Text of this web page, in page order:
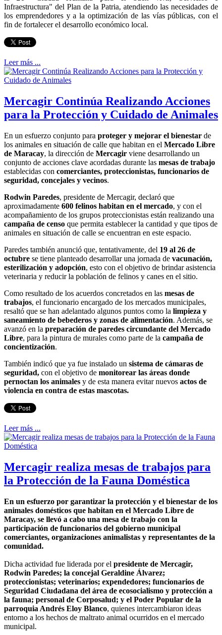
Infraestructura" del Plan de la Patria, atendiendo las necesidades de
los emprendedores y a la optimización de las vías públicas, con el
fin de fortalecer el desarrollo económico local.
Leer más ...
Mercagir Continúa Realizando Acciones
para la Protección y Cuidado de Animales
En un esfuerzo conjunto para proteger y mejorar el bienestar de
los animales en situación de calle que habitan en el Mercado Libre
de Maracay, la dirección de Mercagir viene desarrollando un
conjunto de acciones clave acordadas durante las mesas de trabajo
establecidas con comerciantes, proteccionistas, funcionarios de
seguridad, concejales y vecinos.
Rodwin Paredes, presidente de Mercagir, declaró que
aproximadamente 600 felinos habitan en el mercado, y con el
acompañamiento de los grupos proteccionistas están realizando una
campaña de censo que permita establecer la cantidad y que tipos de
animales en situación de calle se encuentran en este espacio.
Paredes también anunció que, tentativamente, del 19 al 26 de
octubre se tiene planteado desarrollar una jornada de vacunación,
esterilización y adopción, esto con el objetivo de brindar asistencia
veterinaria y reducir la población de felinos y canes en el sitio.
Como resultado de los acuerdos concretados en las mesas de
trabajos, el funcionario encargado de los mercados municipales,
resaltó que se han adelantado algunos puntos como la limpieza y
saneamiento de bebederos y zonas de alimentación. Además, se
avanzó en la preparación de paredes circundante del Mercado
Libre, para la pintura de murales como parte de la campaña de
concientización.
También indicó que ya fue instalado un sistema de cámaras de
seguridad, con el objetivo de monitorear las áreas donde
pernoctan los animales y de esta manera evitar nuevos actos de
violencia en contra de estas mascotas.
Leer más ...
Mercagir realiza mesas de trabajos para
la Protección de la Fauna Doméstica
En un esfuerzo por garantizar la protección y el bienestar de los
animales domésticos que habitan en el Mercado Libre de
Maracay, se llevó a cabo una mesa de trabajo con la
participación de funcionarios del gobierno municipal
comerciantes, organizaciones animalistas y representantes de la
comunidad.
Dicha actividad fue liderada por el presidente de Mercagir,
Rodwin Paredes; la concejal Geraldine Álvarez;
proteccionistas; veterinarios; expendedores; funcionarios de
Seguridad Ciudadana del área de ecosocialismo y protección a
la fauna; personal de Corposalud; y el Poder Popular de la
parroquia Andrés Eloy Blanco, quienes intercambiaron ideas
entorno a los hechos de maltrato animal ocurridos en el mercado
municipal.